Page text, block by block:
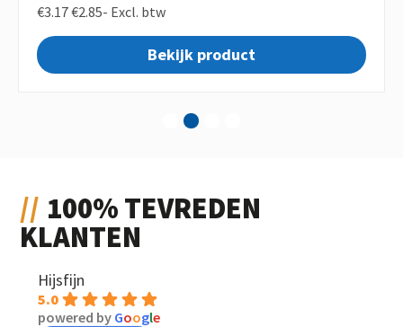
€3.17€2.85- Excl. btw
Bekijk product
4
100% TEVREDEN
KLANTEN
Hijsfijn
5.0
powered by Google